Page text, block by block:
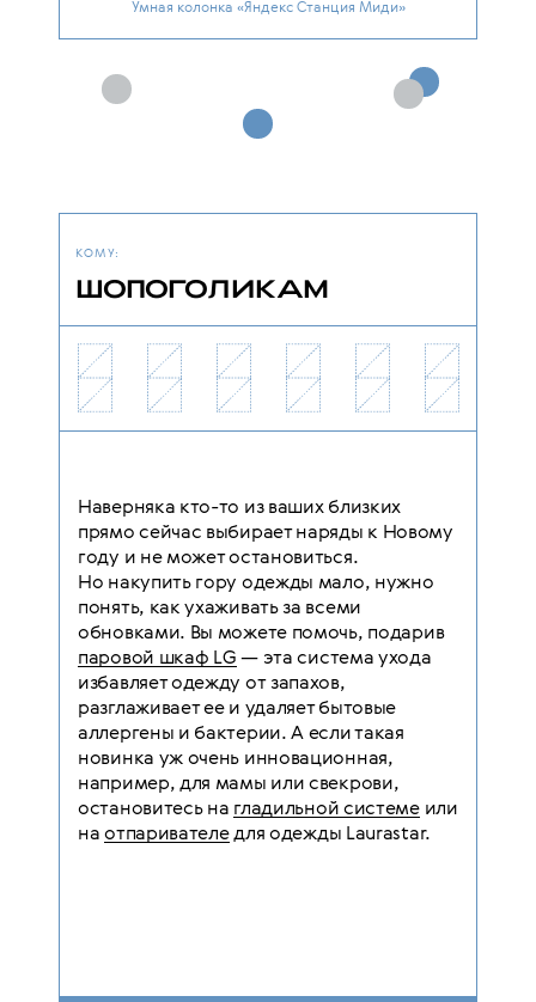
Умная колонка «Яндекс Станция Миди»
КОМУ:
ШОПОГОЛИКАМ
Наверняка кто-то из ваших близких
прямо сейчас выбирает наряды к Новому
году и не может остановиться.
Но накупить гору одежды мало, нужно
понять, как ухаживать за всеми
обновками. Вы можете помочь, подарив
паровой шкаф LG — эта система ухода
избавляет одежду от запахов,
разглаживает ее и удаляет бытовые
аллергены и бактерии. А если такая
новинка уж очень инновационная,
например, для мамы или свекрови,
остановитесь на гладильной системеили
наотпаривателедля одежды Laurastar.